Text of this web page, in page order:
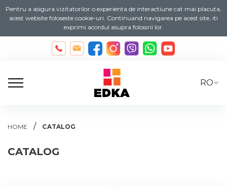
Pentru a asigura vizitatorilor o experienta de interactiune cat mai placuta,
acest website foloseste cookie-uri. Continuand navigarea pe acest site, iti
exprimi acordul asupra folosirii lor.
RO
HOME / CATALOG
CATALOG